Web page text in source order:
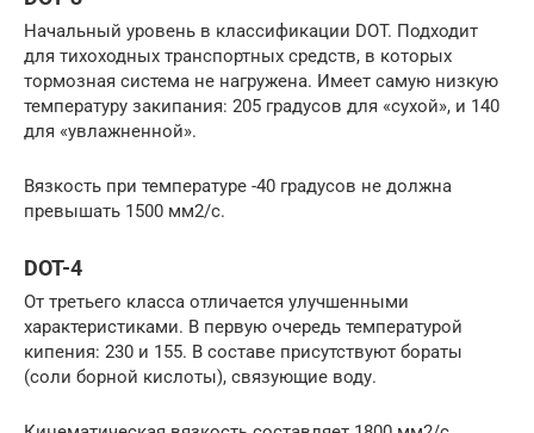
Начальный уровень в классификации DOT. Подходит
для тихоходных транспортных средств, в которых
тормозная система не нагружена. Имеет самую низкую
температуру закипания: 205 градусов для «сухой», и 140
для «увлажненной».
Вязкость при температуре -40 градусов не должна
превышать 1500 мм2/с.
DOT-4
От третьего класса отличается улучшенными
характеристиками. В первую очередь температурой
кипения: 230 и 155. В составе присутствуют бораты
(соли борной кислоты), связующие воду.